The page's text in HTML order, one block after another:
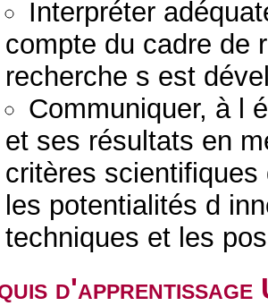
Interpréter
compte du cadre de
recherche s est
Communiquer, à l
et ses résultats en
critères
les potentialités d
techniques et les
d'apprentissage